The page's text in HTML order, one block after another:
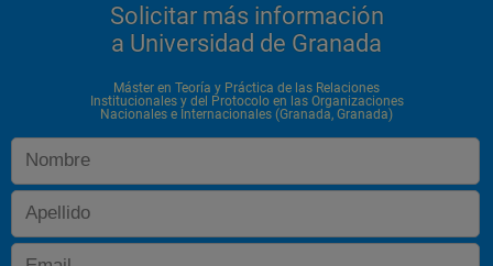
Técnicas de negociación
Gestión de crisis
5. Relaciones Institucionales  y protocolo en el sector privado.
Solicitar más información
a Universidad de Granada
Máster en Teoría y Práctica de las Relaciones
Institucionales y del Protocolo en las Organizaciones
Nacionales e Internacionales (Granada, Granada)